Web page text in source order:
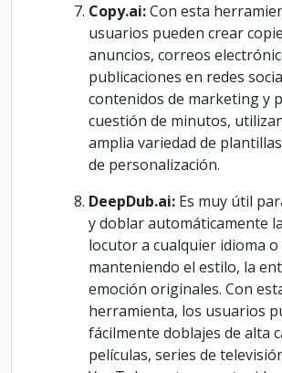
Copy.ai:Con esta
usuarios pueden crear
anuncios, correos
publicaciones en redes
contenidos de marketing y
cuestión de minutos,
amplia variedad de
de personalización.
DeepDub.ai: Es muy útil
y doblar automáticamente
locutor a cualquier idioma o
manteniendo el estilo, la
emoción originales. Con
herramienta, los usuarios
fácilmente doblajes de alta
películas, series de